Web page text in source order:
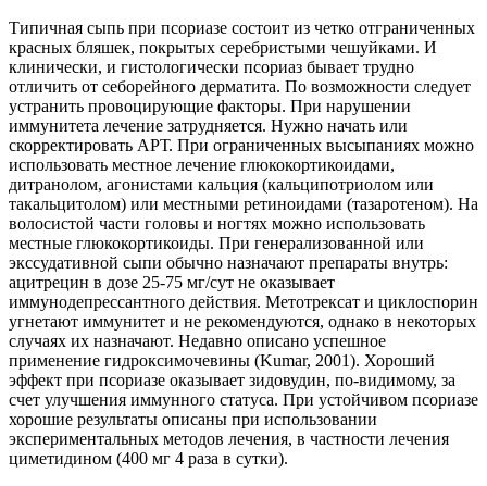
Типичная сыпь при псориазе состоит из четко отграниченных
красных бляшек, покрытых серебристыми чешуйками. И
клинически, и гистологически псориаз бывает трудно
отличить от себорейного дерматита. По возможности следует
устранить провоцирующие факторы. При нарушении
иммунитета лечение затрудняется. Нужно начать или
скорректировать АРТ. При ограниченных высыпаниях можно
использовать местное лечение глюкокортикоидами,
дитранолом, агонистами кальция (кальципотриолом или
такальцитолом) или местными ретиноидами (тазаротеном). На
волосистой части головы и ногтях можно использовать
местные глюкокортикоиды. При генерализованной или
экссудативной сыпи обычно назначают препараты внутрь:
ацитрецин в дозе 25-75 мг/сут не оказывает
иммунодепрессантного действия. Метотрексат и циклоспорин
угнетают иммунитет и не рекомендуются, однако в некоторых
случаях их назначают. Недавно описано успешное
применение гидроксимочевины (Kumar, 2001). Хороший
эффект при псориазе оказывает зидовудин, по-видимому, за
счет улучшения иммунного статуса. При устойчивом псориазе
хорошие результаты описаны при использовании
экспериментальных методов лечения, в частности лечения
циметидином (400 мг 4 раза в сутки).